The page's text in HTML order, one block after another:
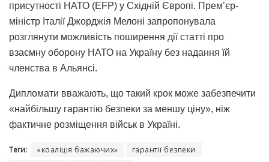
присутності НАТО (EFP) у Східній Європі. Прем’єр-
міністр Італії Джорджія Мелоні запропонувала
розглянути можливість поширення дії статті про
взаємну оборону НАТО на Україну без надання їй
членства в Альянсі.
Дипломати вважають, що такий крок може забезпечити
«найбільшу гарантію безпеки за меншу ціну», ніж
фактичне розміщення військ в Україні.
Теги: «коаліція бажаючих»
гарантії безпеки